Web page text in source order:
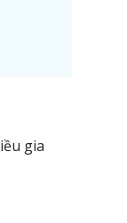
gia